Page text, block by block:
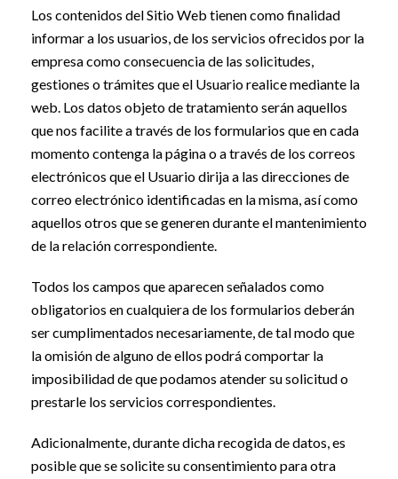
Los contenidos del Sitio Web tienen como finalidad
informar a los usuarios, de los servicios ofrecidos por la
empresa como consecuencia de las solicitudes,
gestiones o trámites que el Usuario realice mediante la
web. Los datos objeto de tratamiento serán aquellos
que nos facilite a través de los formularios que en cada
momento contenga la página o a través de los correos
electrónicos que el Usuario dirija a las direcciones de
correo electrónico identificadas en la misma, así como
aquellos otros que se generen durante el mantenimiento
de la relación correspondiente.
Todos los campos que aparecen señalados como
obligatorios en cualquiera de los formularios deberán
ser cumplimentados necesariamente, de tal modo que
la omisión de alguno de ellos podrá comportar la
imposibilidad de que podamos atender su solicitud o
prestarle los servicios correspondientes.
Adicionalmente, durante dicha recogida de datos, es
posible que se solicite su consentimiento para otra